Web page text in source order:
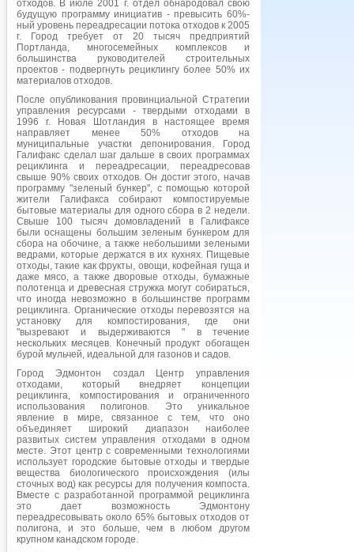
отходов. В июле 2001 г. отдел обнародовал свою
будущую программу инициатив - превысить 60%-
ный уровень переадресации потока отходов к 2005
г. Город требует от 20 тысяч предприятий
Портланда, многосемейных комплексов и
большинства руководителей строительных
проектов - подвергнуть рециклингу более 50% их
материалов отходов.
После опубликования провинциальной Стратегии
управления ресурсами - твердыми отходами в
1996 г. Новая Шотландия в настоящее время
направляет менее 50% отходов на
муниципальные участки депонирования. Город
Галифакс сделал шаг дальше в своих программах
рециклинга и переадресации, переадресовав
свыше 90% своих отходов. Он достиг этого, начав
программу "зеленый бункер", с помощью которой
жители Галифакса собирают компостируемые
бытовые материалы для одного сбора в 2 недели.
Свыше 100 тысяч домовладений в Галифаксе
были оснащены большим зеленым бункером для
сбора на обочине, а также небольшими зелеными
ведрами, которые держатся в их кухнях. Пищевые
отходы, такие как фрукты, овощи, кофейная гуща и
даже мясо, а также дворовые отходы, бумажные
полотенца и древесная стружка могут собираться,
что иногда невозможно в большинстве программ
рециклинга. Органические отходы перевозятся на
установку для компостирования, где они
"вызревают и выдерживаются " в течение
нескольких месяцев. Конечный продукт обогащен
бурой мульчей, идеальной для газонов и садов.
Город Эдмонтон создал Центр управления
отходами, который внедряет концепции
рециклинга, компостирования и ограниченного
использования полигонов. Это уникальное
явление в мире, связанное с тем, что оно
объединяет широкий диапазон наиболее
развитых систем управления отходами в одном
месте. Этот центр с современными технологиями
использует городские бытовые отходы и твердые
вещества биологического происхождения (илы
сточных вод) как ресурсы для получения компоста.
Вместе с разработанной программой рециклинга
это дает возможность Эдмонтону
переадресовывать около 65% бытовых отходов от
полигона, и это больше, чем в любом другом
крупном канадском городе.